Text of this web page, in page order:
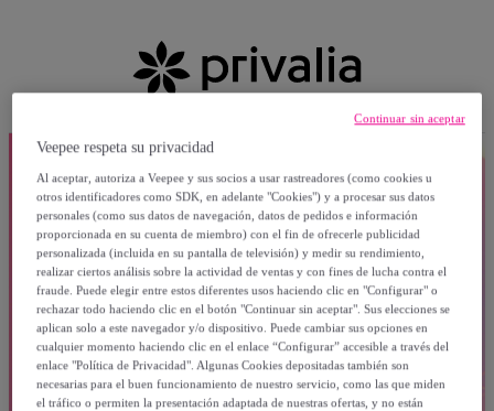
Veepee respeta su privacidad
Al aceptar, autoriza a Veepee y sus socios a usar rastreadores (como cookies u
otros identificadores como SDK, en adelante "Cookies") y a procesar sus datos
personales (como sus datos de navegación, datos de pedidos e información
proporcionada en su cuenta de miembro) con el fin de ofrecerle publicidad
personalizada (incluida en su pantalla de televisión) y medir su rendimiento,
realizar ciertos análisis sobre la actividad de ventas y con fines de lucha contra el
fraude. Puede elegir entre estos diferentes usos haciendo clic en "Configurar" o
rechazar todo haciendo clic en el botón "Continuar sin aceptar". Sus elecciones se
aplican solo a este navegador y/o dispositivo. Puede cambiar sus opciones en
cualquier momento haciendo clic en el enlace “Configurar” accesible a través del
enlace "Política de Privacidad". Algunas Cookies depositadas también son
necesarias para el buen funcionamiento de nuestro servicio, como las que miden
el tráfico o permiten la presentación adaptada de nuestras ofertas, y no están
Continuar sin aceptar